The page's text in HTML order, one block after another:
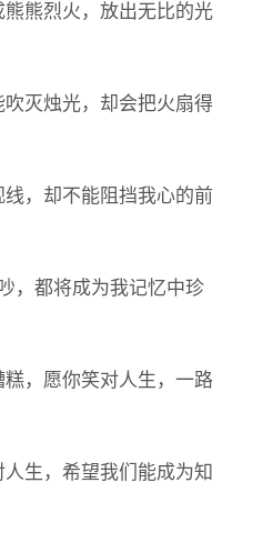
熊烈火，放出无比的光
灭烛光，却会把火扇得
，却不能阻挡我心的前
，都将成为我记忆中珍
，愿你笑对人生，一路
生，希望我们能成为知